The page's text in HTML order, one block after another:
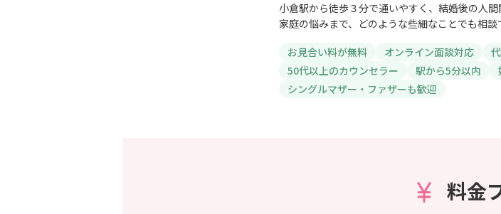
小倉駅から徒歩３分で通いやすく、結婚後の人間
家庭の悩みまで、どのような些細なことでも相
お見合い料が無料
オンライン面談対応
50代以上のカウンセラー
駅から5分以内
シングルマザー・ファザーも歓迎
料金